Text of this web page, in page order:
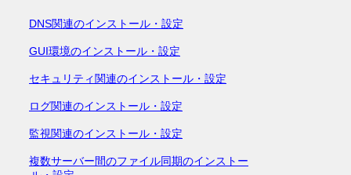
DNS関連のインストール・設定
GUI環境のインストール・設定
セキュリティ関連のインストール・設定
ログ関連のインストール・設定
監視関連のインストール・設定
複数サーバー間のファイル同期のインストー